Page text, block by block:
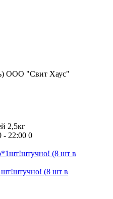
ООО "Свит Хаус"
2,5кг
- 22:00 0
(8 шт в